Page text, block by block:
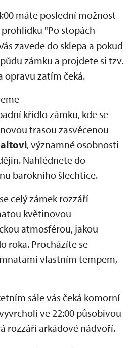
máte poslední možnost
"Po stopách
zavede do sklepa a pokud
zámku a projdete si tzv.
opravu zatím čeká.
křídlo zámku, kde se
trasou zasvěcenou
, významné osobnosti
Nahlédnete do
barokního šlechtice.
celý zámek rozzáří
květinovou
atmosférou, jakou
roka. Procházíte se
vlastním tempem,
sále vás čeká komorní
ve 22:00 působivou
rozzáří arkádové nádvoří.